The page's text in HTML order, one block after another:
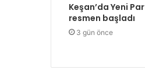
Keşan’da Yeni
resmen başladı
3 gün önce